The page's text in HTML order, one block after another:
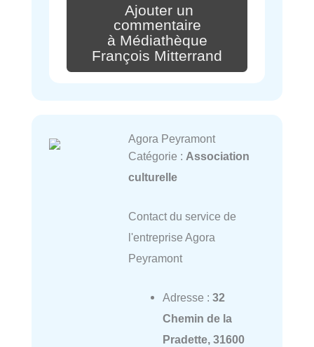
Ajouter un
commentaire
à Médiathèque
François Mitterrand
Agora Peyramont
Catégorie : Association
culturelle
Contact du service de
l'entreprise Agora
Peyramont
Adresse : 32
Chemin de la
Pradette, 31600